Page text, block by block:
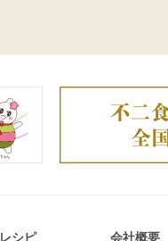
シピ 会社概要